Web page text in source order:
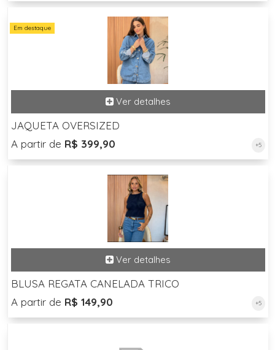
Em destaque
JAQUETA OVERSIZED
A partir de R$ 399,90 +5
BLUSA REGATA CANELADA TRICO
A partir de R$ 149,90 +5